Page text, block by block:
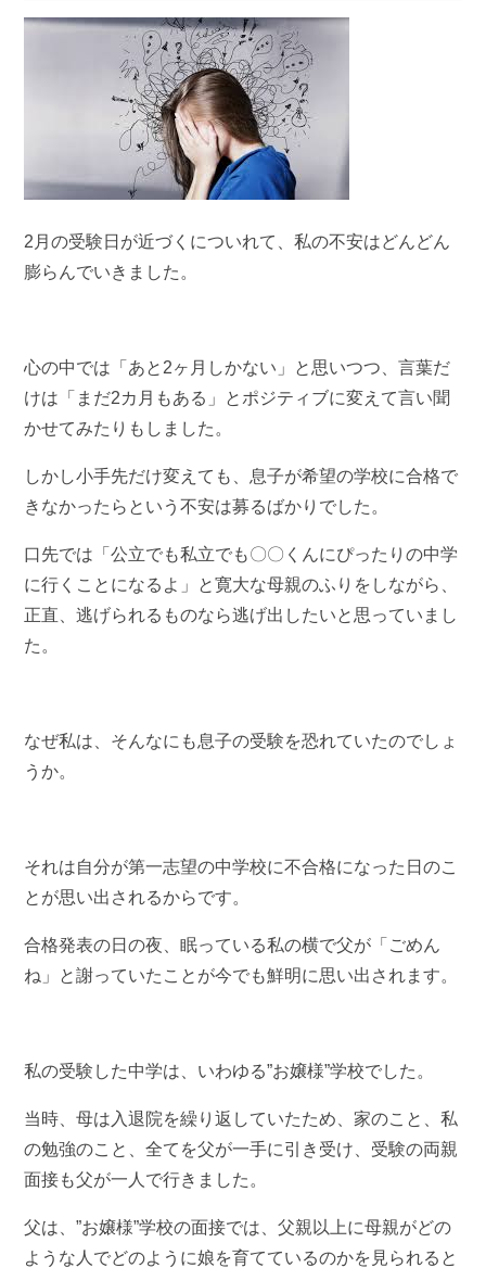
2月の受験日が近づくについれて、私の不安はどんどん
膨らんでいきました。
心の中では「あと2ヶ月しかない」と思いつつ、言葉だ
けは「まだ2カ月もある」とポジティブに変えて言い聞
かせてみたりもしました。
しかし小手先だけ変えても、息子が希望の学校に合格で
きなかったらという不安は募るばかりでした。
口先では「公立でも私立でも〇〇くんにぴったりの中学
に行くことになるよ」と寛大な母親のふりをしながら、
正直、逃げられるものなら逃げ出したいと思っていまし
た。
なぜ私は、そんなにも息子の受験を恐れていたのでしょ
うか。
それは自分が第一志望の中学校に不合格になった日のこ
とが思い出されるからです。
合格発表の日の夜、眠っている私の横で父が「ごめん
ね」と謝っていたことが今でも鮮明に思い出されます。
私の受験した中学は、いわゆる”お嬢様”学校でした。
当時、母は入退院を繰り返していたため、家のこと、私
の勉強のこと、全てを父が一手に引き受け、受験の両親
面接も父が一人で行きました。
父は、”お嬢様”学校の面接では、父親以上に母親がどの
ような人でどのように娘を育てているのかを見られると